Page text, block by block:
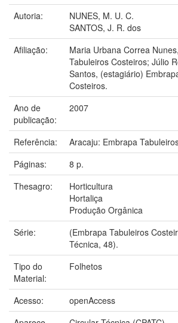
Autoria:
NUNES, M. U. C.
SANTOS, J. R. dos
Afiliação:
Maria Urbana Correa
Tabuleiros Costeiros; Júlio
Santos, (estagiário)
Costeiros.
Ano de
publicação:
2007
Referência:
Aracaju: Embrapa
Páginas:
8 p.
Thesagro:
Horticultura
Hortaliça
Produção Orgânica
Série:
(Embrapa Tabuleiros
Técnica, 48).
Tipo do
Material:
Folhetos
Acesso:
openAccess